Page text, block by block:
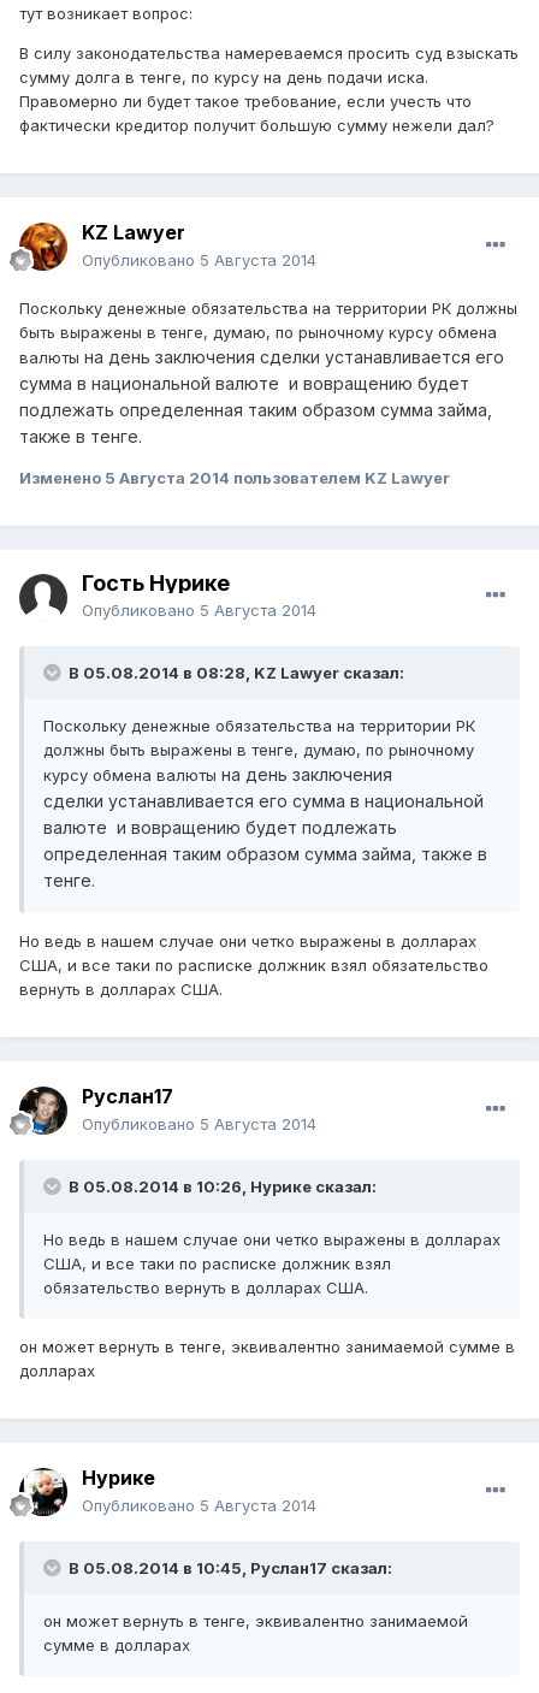
тут возникает вопрос:
В силу законодательства намереваемся просить суд взыскать
сумму долга в тенге, по курсу на день подачи иска.
Правомерно ли будет такое требование, если учесть что
фактически кредитор получит большую сумму нежели дал?
KZ Lawyer
Опубликовано 5 Августа 2014
Поскольку денежные обязательства на территории РК должны
быть выражены в тенге, думаю, по рыночному курсу обмена
валюты на день заключения сделки устанавливается его
сумма в национальной валюте и вовращению будет
подлежать определенная таким образом сумма займа,
также в тенге.
Изменено 5 Августа 2014 пользователем KZ Lawyer
Гость Нурике
Опубликовано 5 Августа 2014
В 05.08.2014 в 08:28, KZ Lawyer сказал:
Поскольку денежные обязательства на территории РК
должны быть выражены в тенге, думаю, по рыночному
курсу обмена валюты на день заключения
сделки устанавливается его сумма в национальной
валюте и вовращению будет подлежать
определенная таким образом сумма займа, также в
тенге.
Но ведь в нашем случае они четко выражены в долларах
США, и все таки по расписке должник взял обязательство
вернуть в долларах США.
Руслан17
Опубликовано 5 Августа 2014
В 05.08.2014 в 10:26, Нурике сказал:
Но ведь в нашем случае они четко выражены в долларах
США, и все таки по расписке должник взял
обязательство вернуть в долларах США.
он может вернуть в тенге, эквивалентно занимаемой сумме в
долларах
Нурике
Опубликовано 5 Августа 2014
В 05.08.2014 в 10:45, Руслан17 сказал:
он может вернуть в тенге, эквивалентно занимаемой
сумме в долларах